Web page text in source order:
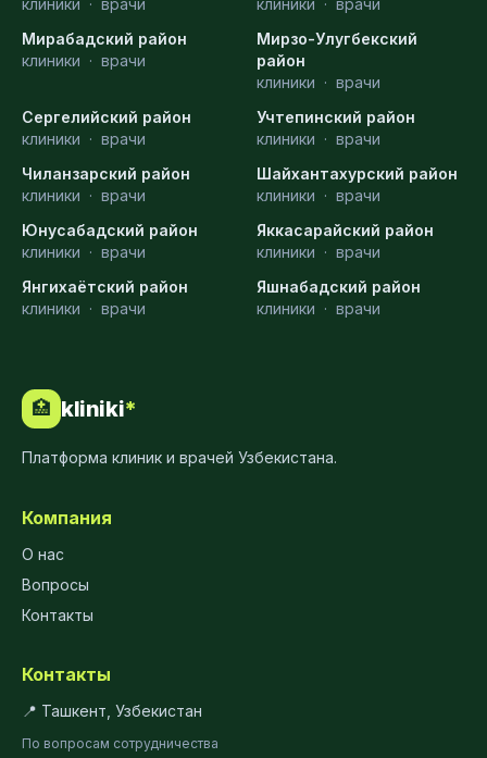
Мирабадский район
клиники · врачи
Мирзо-Улугбекский
район
клиники · врачи
Сергелийский район
клиники · врачи
Учтепинский район
клиники · врачи
Чиланзарский район
клиники · врачи
Шайхантахурский район
клиники · врачи
Юнусабадский район
клиники · врачи
Яккасарайский район
клиники · врачи
Янгихаётский район
клиники · врачи
Яшнабадский район
клиники · врачи
🏥 kliniki*
Платформа клиник и врачей Узбекистана.
Компания
О нас
Вопросы
Контакты
Контакты
📍 Ташкент, Узбекистан
По вопросам сотрудничества